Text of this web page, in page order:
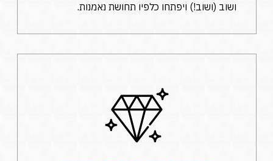
ושוב (ושוב!) ויפתחו כלפיו תחושת נאמנות.